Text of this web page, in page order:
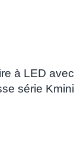
à LED avec
série Kmini